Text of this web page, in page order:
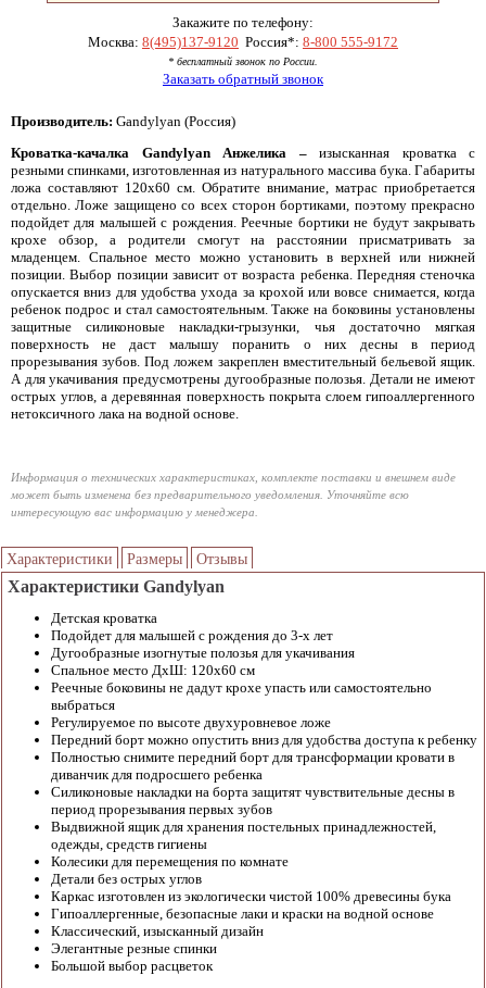
Закажите по телефону:
Москва: 8(495)137-9120 Россия*: 8-800 555-9172
* бесплатный звонок по России.
Заказать обратный звонок
Производитель: Gandylyan (Россия)
Кроватка-качалка Gandylyan Анжелика – изысканная кроватка с
резными спинками, изготовленная из натурального массива бука. Габариты
ложа составляют 120х60 см. Обратите внимание, матрас приобретается
отдельно. Ложе защищено со всех сторон бортиками, поэтому прекрасно
подойдет для малышей с рождения. Реечные бортики не будут закрывать
крохе обзор, а родители смогут на расстоянии присматривать за
младенцем. Спальное место можно установить в верхней или нижней
позиции. Выбор позиции зависит от возраста ребенка. Передняя стеночка
опускается вниз для удобства ухода за крохой или вовсе снимается, когда
ребенок подрос и стал самостоятельным. Также на боковины установлены
защитные силиконовые накладки-грызунки, чья достаточно мягкая
поверхность не даст малышу поранить о них десны в период
прорезывания зубов. Под ложем закреплен вместительный бельевой ящик.
А для укачивания предусмотрены дугообразные полозья. Детали не имеют
острых углов, а деревянная поверхность покрыта слоем гипоаллергенного
нетоксичного лака на водной основе.
Информация о технических характеристиках, комплекте поставки и внешнем виде
может быть изменена без предварительного уведомления. Уточняйте всю
интересующую вас информацию у менеджера.
Характеристики Размеры Отзывы
Характеристики Gandylyan
Детская кроватка
Подойдет для малышей с рождения до 3-х лет
Дугообразные изогнутые полозья для укачивания
Спальное место ДхШ: 120х60 см
Реечные боковины не дадут крохе упасть или самостоятельно
выбраться
Регулируемое по высоте двухуровневое ложе
Передний борт можно опустить вниз для удобства доступа к ребенку
Полностью снимите передний борт для трансформации кровати в
диванчик для подросшего ребенка
Силиконовые накладки на борта защитят чувствительные десны в
период прорезывания первых зубов
Выдвижной ящик для хранения постельных принадлежностей,
одежды, средств гигиены
Колесики для перемещения по комнате
Детали без острых углов
Каркас изготовлен из экологически чистой 100% древесины бука
Гипоаллергенные, безопасные лаки и краски на водной основе
Классический, изысканный дизайн
Элегантные резные спинки
Большой выбор расцветок